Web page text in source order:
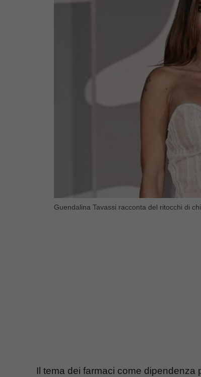
Guendalina Tavassi racconta del ritocchi di
Il tema dei farmaci come dipendenza